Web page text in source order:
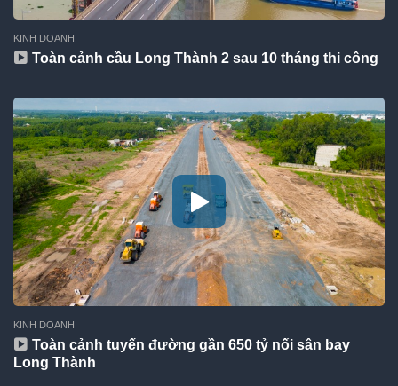
KINH DOANH
Toàn cảnh cầu Long Thành 2 sau 10 tháng thi công
KINH DOANH
Toàn cảnh tuyến đường gần 650 tỷ nối sân bay
Long Thành